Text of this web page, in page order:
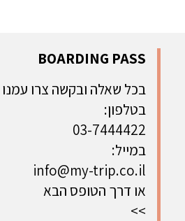
BOARDING PASS
בכל שאלה ובקשה צרו
בטלפון:
03-7444422
במייל:
info@my-trip.co.il
או דרך הטופס הבא
>>